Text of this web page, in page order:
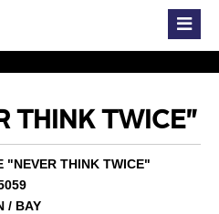
THINK TWICE"
"NEVER THINK TWICE"
/ BAY